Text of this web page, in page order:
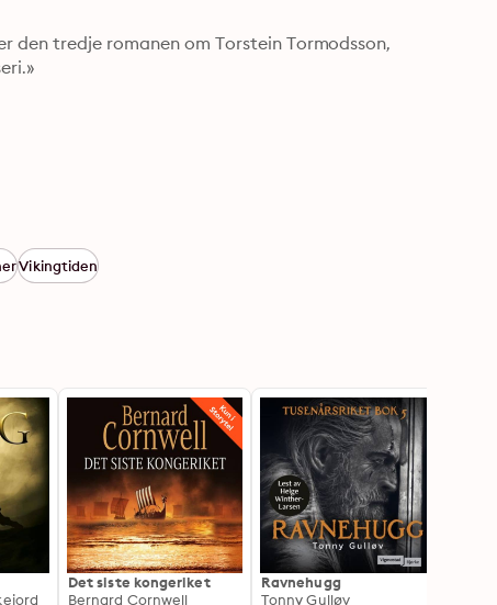
tredje romanen om Torstein Tormodsson,
Vikingtiden
Det siste kongeriket
Bernard Cornwell
Ravnehugg
Tonny Gulløv